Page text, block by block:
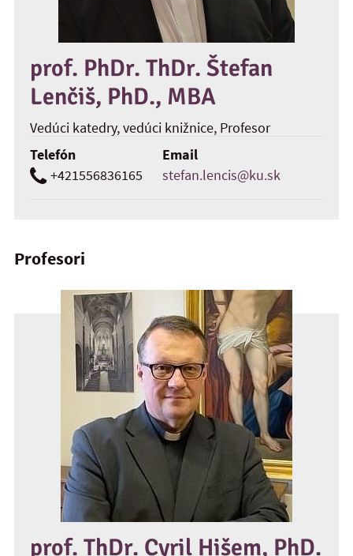
prof. PhDr. ThDr. Štefan
Lenčiš, PhD., MBA
Vedúci katedry, vedúci knižnice, Profesor
Telefón
+421556836165
Email
stefan.lencis@ku.sk
Profesori
prof. ThDr. Cyril Hišem, PhD.